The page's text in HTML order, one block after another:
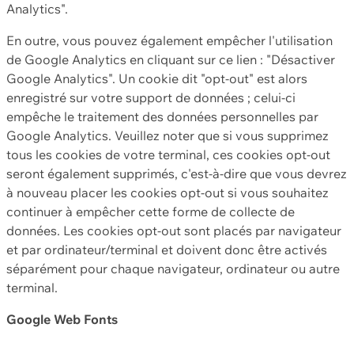
Analytics".
En outre, vous pouvez également empêcher l'utilisation
de Google Analytics en cliquant sur ce lien : "Désactiver
Google Analytics". Un cookie dit "opt-out" est alors
enregistré sur votre support de données ; celui-ci
empêche le traitement des données personnelles par
Google Analytics. Veuillez noter que si vous supprimez
tous les cookies de votre terminal, ces cookies opt-out
seront également supprimés, c'est-à-dire que vous devrez
à nouveau placer les cookies opt-out si vous souhaitez
continuer à empêcher cette forme de collecte de
données. Les cookies opt-out sont placés par navigateur
et par ordinateur/terminal et doivent donc être activés
séparément pour chaque navigateur, ordinateur ou autre
terminal.
Google Web Fonts